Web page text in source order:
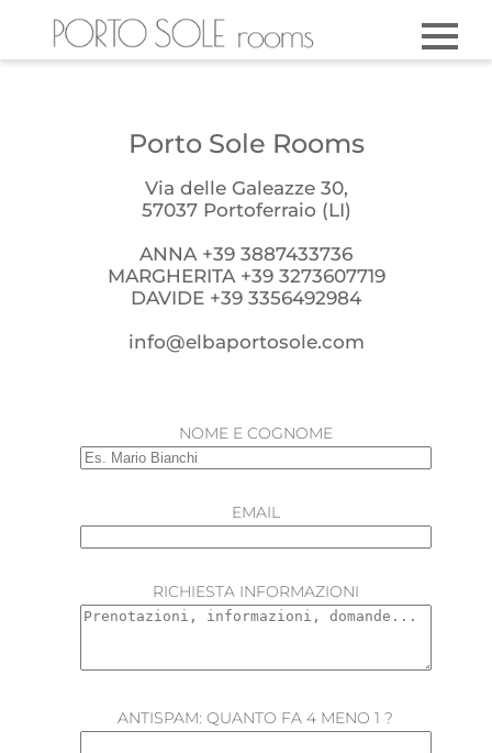
Porto Sole Rooms
Via delle Galeazze 30,
57037 Portoferraio (LI)
ANNA +39 3887433736
MARGHERITA +39 3273607719
DAVIDE +39 3356492984
info@elbaportosole.com
NOME E COGNOME
EMAIL
RICHIESTA INFORMAZIONI
ANTISPAM: QUANTO FA 4 MENO 1 ?